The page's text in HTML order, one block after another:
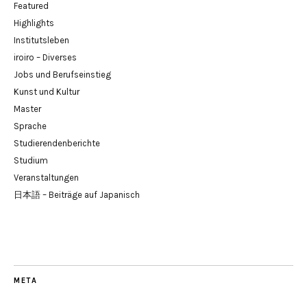
Featured
Highlights
Institutsleben
iroiro – Diverses
Jobs und Berufseinstieg
Kunst und Kultur
Master
Sprache
Studierendenberichte
Studium
Veranstaltungen
日本語 – Beiträge auf Japanisch
META